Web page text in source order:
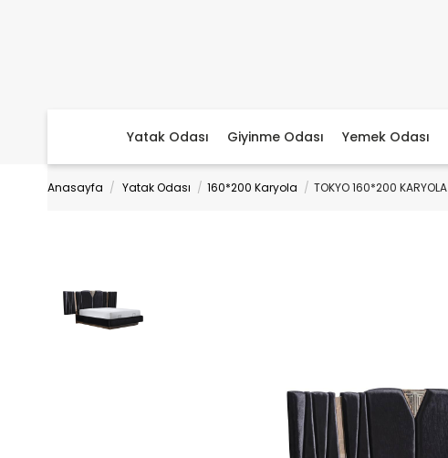
Yatak Odası Giyinme Odası Yemek Odası
Anasayfa Yatak Odası 160*200 Karyola TOKYO 160*200 KARYOLA